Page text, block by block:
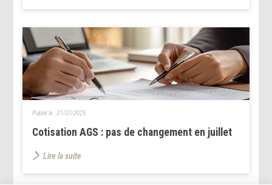
Cotisation AGS : pas de changement en juillet
Publié le : 21/07/2025
Lire la suite